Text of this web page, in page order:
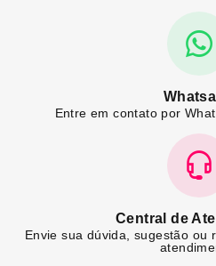
Entre em contato por
Central de
Envie sua dúvida, sugestão ou